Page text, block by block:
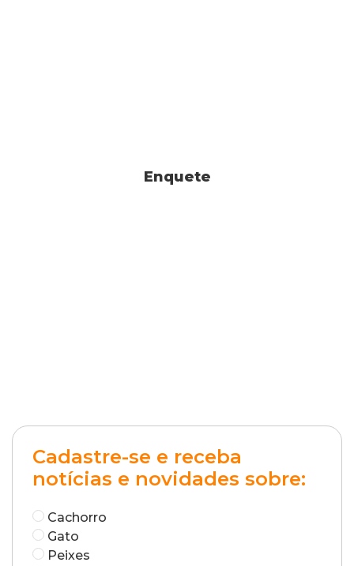
Enquete
Cadastre-se e receba
notícias e novidades sobre:
Cachorro
Gato
Peixes